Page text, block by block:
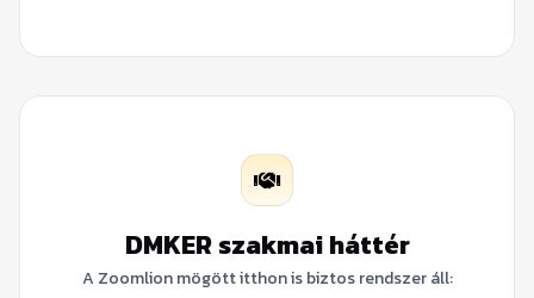
DMKER szakmai háttér
A Zoomlion mögött itthon is biztos rendszer áll: